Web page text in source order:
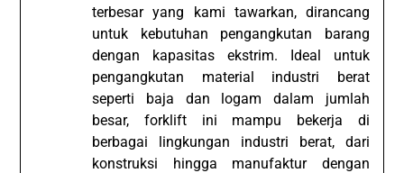
terbesar yang kami tawarkan, dirancang
untuk kebutuhan pengangkutan barang
dengan kapasitas ekstrim. Ideal untuk
pengangkutan material industri berat
seperti baja dan logam dalam jumlah
besar, forklift ini mampu bekerja di
berbagai lingkungan industri berat, dari
konstruksi hingga manufaktur dengan